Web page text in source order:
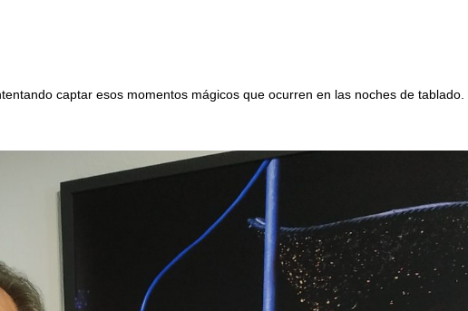
captar esos momentos mágicos que ocurren en las noches de